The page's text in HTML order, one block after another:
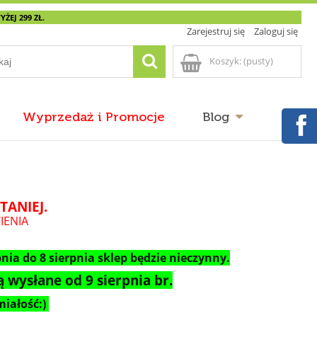
299 ZŁ.
Zarejestruj się Zaloguj się
Koszyk:(pusty)
Wyprzedaż i Promocje Blog
do 8 sierpnia sklep będzie nieczynny.
wysłane od 9 sierpnia br.